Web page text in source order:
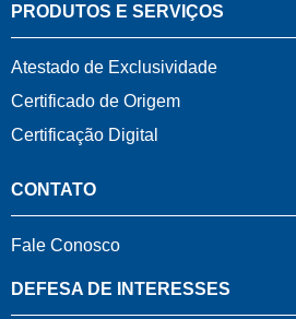
PRODUTOS E SERVIÇOS
Atestado de Exclusividade
Certificado de Origem
Certificação Digital
CONTATO
Fale Conosco
DEFESA DE INTERESSES